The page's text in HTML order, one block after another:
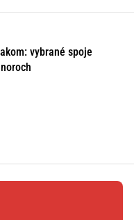
vybrané spoje